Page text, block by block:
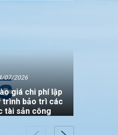
07/2026
giá chi phí lập
trình bảo trì các
tài sản công